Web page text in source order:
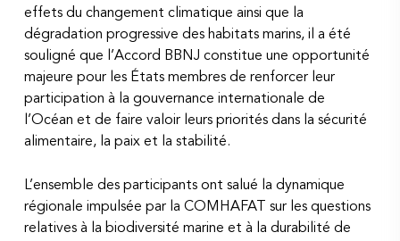
effets du changement climatique ainsi que la
dégradation progressive des habitats marins, il a été
souligné que l’Accord BBNJ constitue une opportunité
majeure pour les États membres de renforcer leur
participation à la gouvernance internationale de
l’Océan et de faire valoir leurs priorités dans la sécurité
alimentaire, la paix et la stabilité.
L’ensemble des participants ont salué la dynamique
régionale impulsée par la COMHAFAT sur les questions
relatives à la biodiversité marine et à la durabilité de